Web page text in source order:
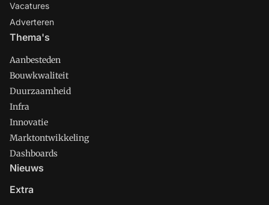
Vacatures
Adverteren
Thema's
Aanbesteden
Bouwkwaliteit
Duurzaamheid
Infra
Innovatie
Marktontwikkeling
Dashboards
Nieuws
Extra